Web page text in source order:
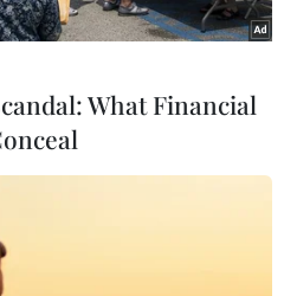
kỳ vọng tăng
What Financial